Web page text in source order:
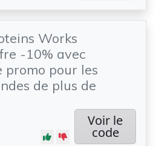
Works
-10% avec
promo pour les
de plus de
Voir le
code